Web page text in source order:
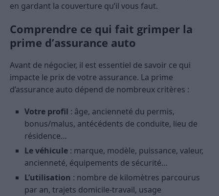
en gardant la couverture qu’il vous faut.
Comprendre ce qui fait grimper la
prime d’assurance auto
Avant de négocier, il est essentiel de savoir ce qui
impacte le prix de votre assurance. La prime
d’assurance auto dépend de nombreux critères :
Votre profil : âge, ancienneté du permis,
bonus/malus, antécédents de conduite, lieu de
résidence…
Le véhicule : marque, modèle, puissance, valeur,
ancienneté, équipements de sécurité…
L’utilisation : nombre de kilomètres parcourus
par an, trajets domicile-travail, usage